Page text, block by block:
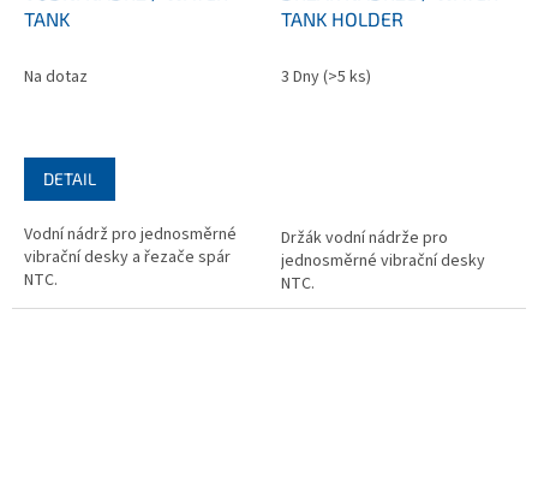
TANK
Na dotaz
DETAIL
Vodní nádrž pro jednosměrné
vibrační desky a řezače spár
NTC.
TANK HOLDER
3 Dny(>5 ks)
Držák vodní nádrže pro
jednosměrné vibrační desky
NTC.